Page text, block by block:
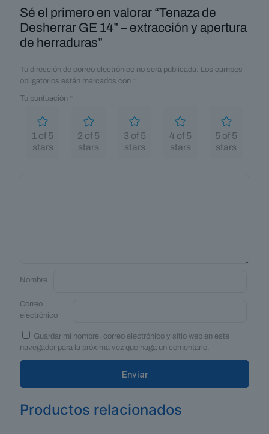
Sé el primero en valorar “Tenaza de
Desherrar GE 14” – extracción y apertura
de herraduras”
Tu dirección de correo electrónico no será publicada. Los campos
obligatorios están marcados con *
Tu puntuación *
1 of 5
stars
2 of 5
stars
3 of 5
stars
4 of 5
stars
5 of 5
stars
Nombre
Correo
electrónico
Guardar mi nombre, correo electrónico y sitio web en este
navegador para la próxima vez que haga un comentario.
Productos relacionados